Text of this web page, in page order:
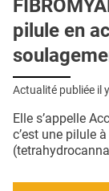
pilule en
Actualité publiée il
Elle s’appelle
c’est une pilule